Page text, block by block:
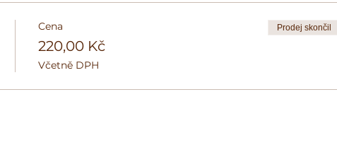
Cena
220,00 Kč
Včetně DPH
Prodej skončil